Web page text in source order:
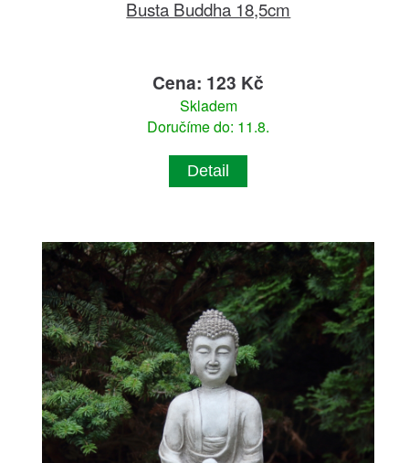
Busta Buddha 18,5cm
Cena: 123 Kč
Skladem
Doručíme do: 11.8.
Detail